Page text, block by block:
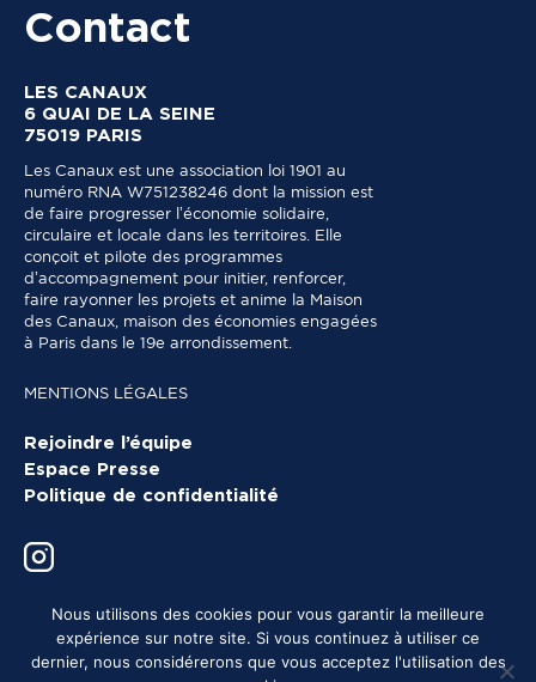
Contact
LES CANAUX
6 QUAI DE LA SEINE
75019 PARIS
Les Canaux est une association loi 1901 au
numéro RNA W751238246 dont la mission est
de faire progresser l’économie solidaire,
circulaire et locale dans les territoires. Elle
conçoit et pilote des programmes
d’accompagnement pour initier, renforcer,
faire rayonner les projets et anime la Maison
des Canaux, maison des économies engagées
à Paris dans le 19e arrondissement.
MENTIONS LÉGALES
Rejoindre l’équipe
Espace Presse
Politique de confidentialité
Nous utilisons des cookies pour vous garantir la meilleure
expérience sur notre site. Si vous continuez à utiliser ce
dernier, nous considérerons que vous acceptez l'utilisation des